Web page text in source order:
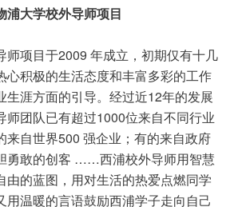
浦大学校外导师项目
师项目于2009 年成立，初期仅有十几
心积极的生活态度和丰富多彩的工作
生涯方面的引导。经过近12年的发展
师团队已有超过1000位来自不同行业
来自世界500 强企业；有的来自政府
勇敢的创客 ……西浦校外导师用智慧
由的蓝图，用对生活的热爱点燃同学
用温暖的言语鼓励西浦学子走向自己